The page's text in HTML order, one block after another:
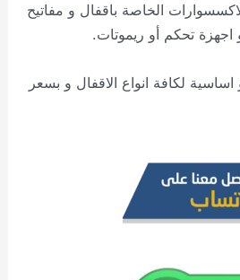
الخاصة باقفال و مفاتيح
اجهزة تحكم أو ريموتات.
لكافة انواع الاقفال و بسعر